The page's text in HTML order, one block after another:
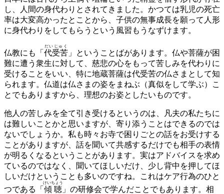
し、人間の身代わりとされてきました。かつては乳児の死亡
率は大変高かったとことから、子供の無事成長を願って人形
に身代わりをしてもらうという風習もうなずけます。
仏教にも「 代受苦
だいじゅく
」ということばがあります。仏や菩薩が困
難に遭う衆生に対して、慈悲の心をもって苦しみを代わりに
受けることをいい、特に地蔵菩薩は代受苦の仏さまとして知
られます。仏道は仏さまの姿をまねぶ（真似をして学ぶ）こ
とでもありますから、理想のお姿としたいものです。
他人の苦しみを全て引き受けるというのは、凡夫の私たちに
は難しいことかと思いますが、寄り添うことはできるのでは
ないでしょうか。私も時々お寺で困りごとの話をお受けする
ことがありますが、話を聞いて共感するだけでも相手の表情
が明るくなるということがあります。実はアドバイスを求め
ているのではなく、聞いてほしいだけ、少し背中を押してほ
しいだけということも多いのですね。これはケア行為のひと
つである「 傾聴
けいちょう
」の研修会で学んだことでもあります。相